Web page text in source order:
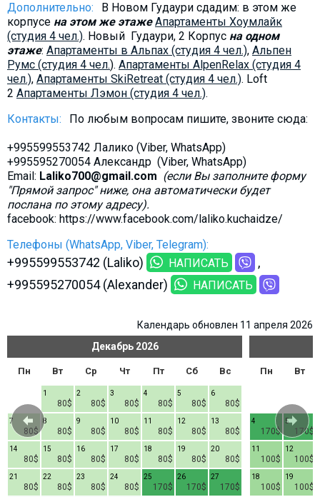
Дополнительно:
В Новом Гудаури сдадим: в этом же
корпусе на этом же этажеAпартаменты Хоумлайк
(студия 4 чел.). Новый Гудаури, 2 Корпус на одном
этаже: Aпартаменты в Альпах (студия 4 чел.), Альпен
Румс (студия 4 чел.). Апартаменты AlpenRelax (студия 4
чел.), Апартаменты SkiRetreat (студия 4 чел.). Loft
2 Aпартаменты Лэмон (студия 4 чел.).
Контакты:
По любым вопросам пишите, звоните сюда:
+995599553742 Лалико (Viber, WhatsApp)
+995595270054 Александр (Viber, WhatsApp)
Email: Laliko700@gmail.com (если Вы заполните форму
"Прямой запрос" ниже, она автоматически будет
послана по этому адресу).
facebook: https://www.facebook.com/laliko.kuchaidze/
Телефоны (WhatsApp, Viber, Telegram):
+995599553742 (Laliko) НАПИСАТЬ
+995595270054 (Alexander) НАПИСАТЬ
Календарь обновлен 11 апреля 2026
Декабрь 2026
Пн Вт Ср Чт Пт Сб Вс
80$
1
80$
2
80$
3
80$
4
80$
5
80$
6
80$
7
80$
8
80$
9
80$
10
80$
11
80$
12
80$
13
80$
14
80$
15
80$
16
80$
17
80$
18
80$
19
80$
20
80$
21
80$
22
80$
23
80$
24
170$
25
170$
26
170$
27
Пн Вт
170$
4
170$
5
100$
11
100$
12
100$
18
100$
19